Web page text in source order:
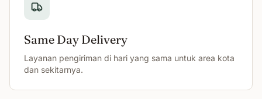
Same Day Delivery
Layanan pengiriman di hari yang sama untuk area kota
dan sekitarnya.